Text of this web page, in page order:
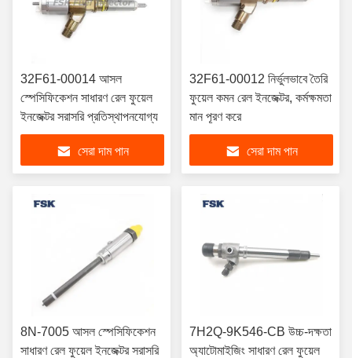
32F61-00014 আসল
স্পেসিফিকেশন সাধারণ রেল ফুয়েল
ইনজেক্টর সরাসরি প্রতিস্থাপনযোগ্য
সেরা দাম পান
32F61-00012 নির্ভুলভাবে তৈরি
ফুয়েল কমন রেল ইনজেক্টর, কর্মক্ষমতা
মান পূরণ করে
সেরা দাম পান
8N-7005 আসল স্পেসিফিকেশন
সাধারণ রেল ফুয়েল ইনজেক্টর সরাসরি
7H2Q-9K546-CB উচ্চ-দক্ষতা
অ্যাটোমাইজিং সাধারণ রেল ফুয়েল